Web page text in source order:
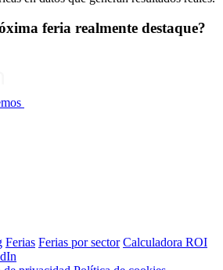
feria realmente destaque?
Ferias Ferias por sector Calculadora ROI